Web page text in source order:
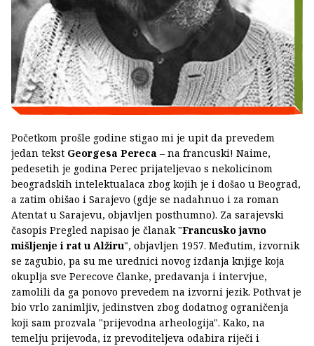
Početkom prošle godine stigao mi je upit da prevedem
jedan tekst Georgesa Pereca – na francuski! Naime,
pedesetih je godina Perec prijateljevao s nekolicinom
beogradskih intelektualaca zbog kojih je i došao u Beograd,
a zatim obišao i Sarajevo (gdje se nadahnuo i za roman
Atentat u Sarajevu, objavljen posthumno). Za sarajevski
časopis Pregled napisao je članak "Francusko javno
mišljenje i rat u Alžiru", objavljen 1957. Međutim, izvornik
se zagubio, pa su me urednici novog izdanja knjige koja
okuplja sve Perecove članke, predavanja i intervjue,
zamolili da ga ponovo prevedem na izvorni jezik. Pothvat je
bio vrlo zanimljiv, jedinstven zbog dodatnog ograničenja
koji sam prozvala "prijevodna arheologija". Kako, na
temelju prijevoda, iz prevoditeljeva odabira riječi i